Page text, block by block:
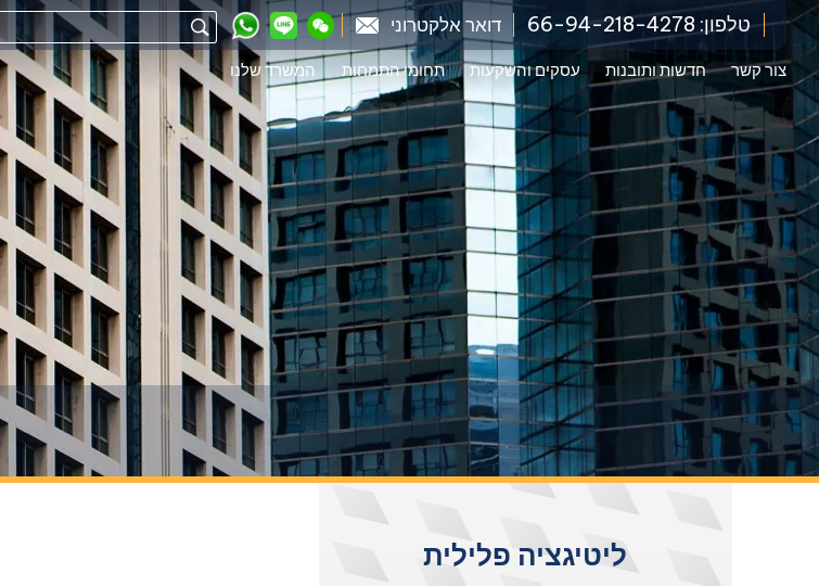
דואר אלקטרוני טלפון: 66-94-218-4278
המשרד שלנו תחומי התמחות עסקים והשקעות חדשות ותובנות צור קשר
ליטיגציה פלילית